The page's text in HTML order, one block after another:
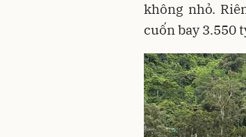
không nhỏ.
cuốn bay 3.550